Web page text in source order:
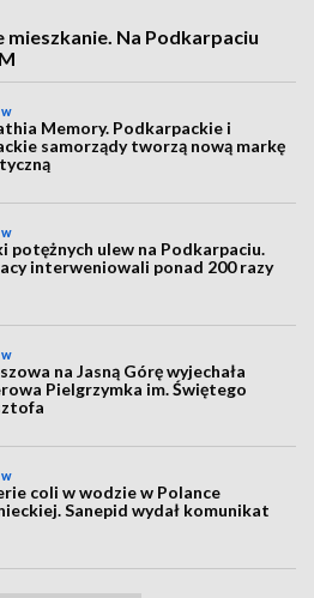
mieszkanie. Na Podkarpaciu
Memory. Podkarpackie i
samorządy tworzą nową markę
potężnych ulew na Podkarpaciu.
interweniowali ponad 200 razy
na Jasną Górę wyjechała
Pielgrzymka im. Świętego
coli w wodzie w Polance
Sanepid wydał komunikat